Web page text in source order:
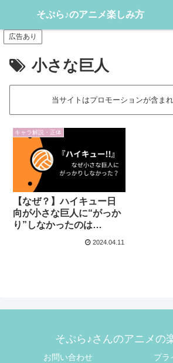
アニメや漫画をどんどん楽しむ情報
広告あり
小さな巨人
当サイトはプロモーションが含まれ
キャラ解説・正体
【なぜ？】ハイキュー日
向が小さな巨人に“がっか
り”しなかったのは…
2024.04.11
そぷら♪さんのアニメの
お問い合わせ
プラ
そぷら♪のアニメ楽しみ方